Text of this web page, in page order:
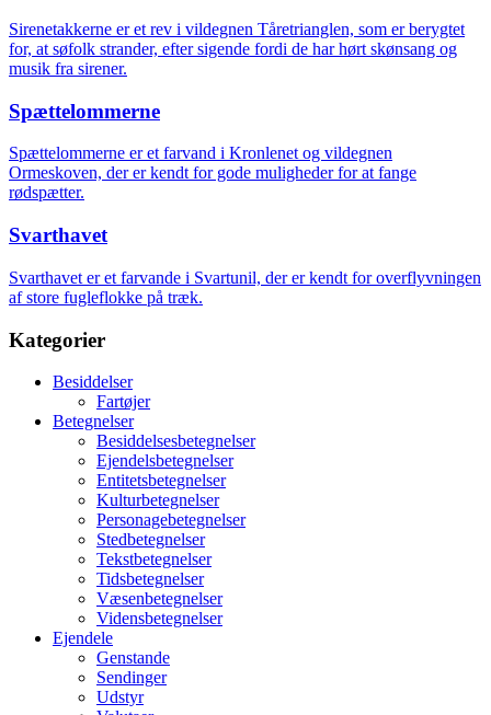
Sirenetakkerne er et rev i vildegnen Tåretrianglen, som er berygtet
for, at søfolk strander, efter sigende fordi de har hørt skønsang og
musik fra sirener.
Spættelommerne
Spættelommerne er et farvand i Kronlenet og vildegnen
Ormeskoven, der er kendt for gode muligheder for at fange
rødspætter.
Svarthavet
Svarthavet er et farvande i Svartunil, der er kendt for overflyvningen
af store fugleflokke på træk.
Kategorier
Besiddelser
Fartøjer
Betegnelser
Besiddelsesbetegnelser
Ejendelsbetegnelser
Entitetsbetegnelser
Kulturbetegnelser
Personagebetegnelser
Stedbetegnelser
Tekstbetegnelser
Tidsbetegnelser
Væsenbetegnelser
Vidensbetegnelser
Ejendele
Genstande
Sendinger
Udstyr